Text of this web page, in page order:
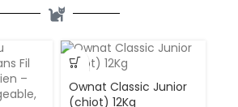
Ownat Classic Junior
(chiot) 12Kg